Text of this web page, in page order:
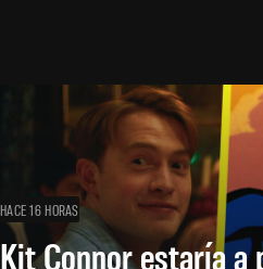
HACE 16 HORAS
Kit Connor estaría a